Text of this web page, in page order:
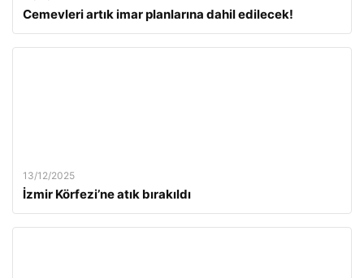
Cemevleri artık imar planlarına dahil edilecek!
13/12/2025
İzmir Körfezi’ne atık bırakıldı